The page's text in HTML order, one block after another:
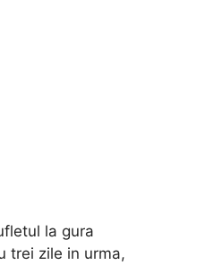
la gura
trei zile in urma,